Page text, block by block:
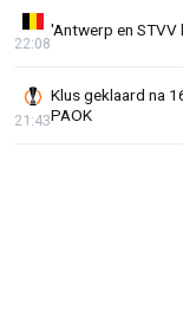
'Antwerp en STVV
22:08
Klus geklaard na
PAOK
21:43